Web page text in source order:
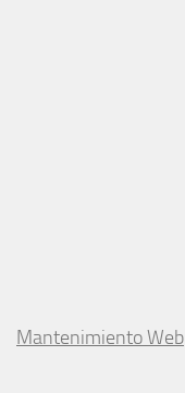
Mantenimiento Web